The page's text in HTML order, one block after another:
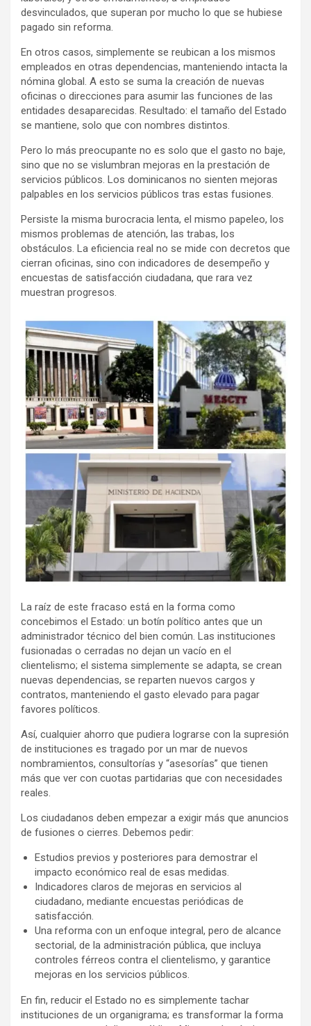
desvinculados, que superan por mucho lo que se hubiese
pagado sin reforma.
En otros casos, simplemente se reubican a los mismos
empleados en otras dependencias, manteniendo intacta la
nómina global. A esto se suma la creación de nuevas
oficinas o direcciones para asumir las funciones de las
entidades desaparecidas. Resultado: el tamaño del Estado
se mantiene, solo que con nombres distintos.
Pero lo más preocupante no es solo que el gasto no baje,
sino que no se vislumbran mejoras en la prestación de
servicios públicos. Los dominicanos no sienten mejoras
palpables en los servicios públicos tras estas fusiones.
Persiste la misma burocracia lenta, el mismo papeleo, los
mismos problemas de atención, las trabas, los
obstáculos. La eficiencia real no se mide con decretos que
cierran oficinas, sino con indicadores de desempeño y
encuestas de satisfacción ciudadana, que rara vez
muestran progresos.
La raíz de este fracaso está en la forma como
concebimos el Estado: un botín político antes que un
administrador técnico del bien común. Las instituciones
fusionadas o cerradas no dejan un vacío en el
clientelismo; el sistema simplemente se adapta, se crean
nuevas dependencias, se reparten nuevos cargos y
contratos, manteniendo el gasto elevado para pagar
favores políticos.
Así, cualquier ahorro que pudiera lograrse con la supresión
de instituciones es tragado por un mar de nuevos
nombramientos, consultorías y “asesorías” que tienen
más que ver con cuotas partidarias que con necesidades
reales.
Los ciudadanos deben empezar a exigir más que anuncios
de fusiones o cierres. Debemos pedir:
Estudios previos y posteriores para demostrar el
impacto económico real de esas medidas.
Indicadores claros de mejoras en servicios al
ciudadano, mediante encuestas periódicas de
satisfacción.
Una reforma con un enfoque integral, pero de alcance
sectorial, de la administración pública, que incluya
controles férreos contra el clientelismo, y garantice
mejoras en los servicios públicos.
En fin, reducir el Estado no es simplemente tachar
instituciones de un organigrama; es transformar la forma